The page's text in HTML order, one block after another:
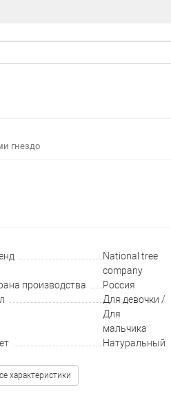
гнездо
National tree
company
производства
Россия
Для девочки /
Для
мальчика
Натуральный
характеристики